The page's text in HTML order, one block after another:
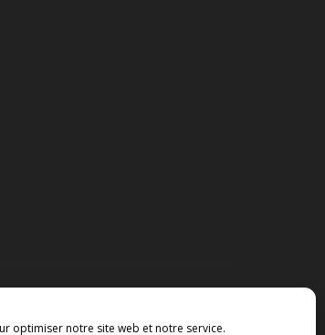
optimiser notre site web et notre service.